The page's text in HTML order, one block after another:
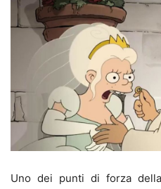
Uno dei punti di forza